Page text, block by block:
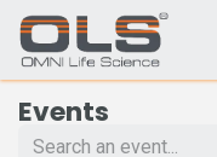
Events